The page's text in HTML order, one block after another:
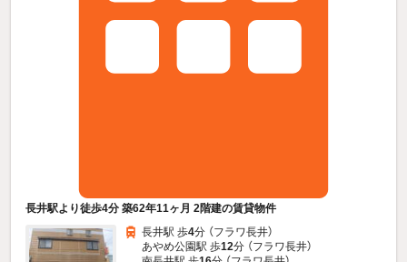
長井駅より徒歩4分 築62年11ヶ月 2階建の賃貸物件
長井駅 歩4分 （フラワ長井）
あやめ公園駅 歩12分 （フラワ長井）